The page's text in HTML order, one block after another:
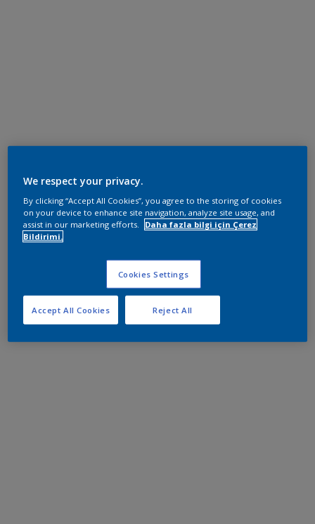
We respect your privacy.
By clicking “Accept All Cookies”, you agree to the storing of cookies
on your device to enhance site navigation, analyze site usage, and
assist in our marketing efforts.
Daha fazla bilgi için Çerez
Bildirimi.
Cookies Settings
Reject All
Accept All Cookies